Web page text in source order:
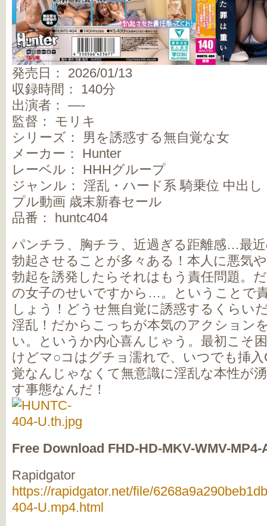
発売日： 2026/01/13
収録時間： 140分
出演者： —-
監督： モリキ
シリーズ： 男を誘惑する無自覚な女
メーカー： Hunter
レーベル： HHHグループ
ジャンル： 淫乱・ハード系 騎乗位 中出
プル動画 歳末新春セール
品番： huntc404
パンチラ、胸チラ、近過ぎる距離感…最
勃起させることが多々ある！本人に悪気
勃起を誘発したらそれはもう責任問題。
の女子のせいですから…。ということで
しょう！どうせ無自覚に誘惑するくらい
淫乱！だからこっちが本気のアクション
い。というか内心喜んじゃう。最初こそ
けどマ○コはグチョ濡れで、いつでも挿
覚なんじゃなくて無意識に淫乱な本性が
す事態なんだ！
Free Download FHD-HD-MKV-WMV-MP4-
Rapidgator
https://rapidgator.net/file/
404-U.mp4.html